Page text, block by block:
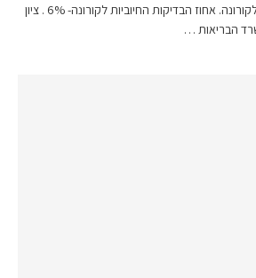
עם 100 תושבים מאומתים לקורונה. אחוז הבדיקות החיוביות לקורונה- 6% . ציון